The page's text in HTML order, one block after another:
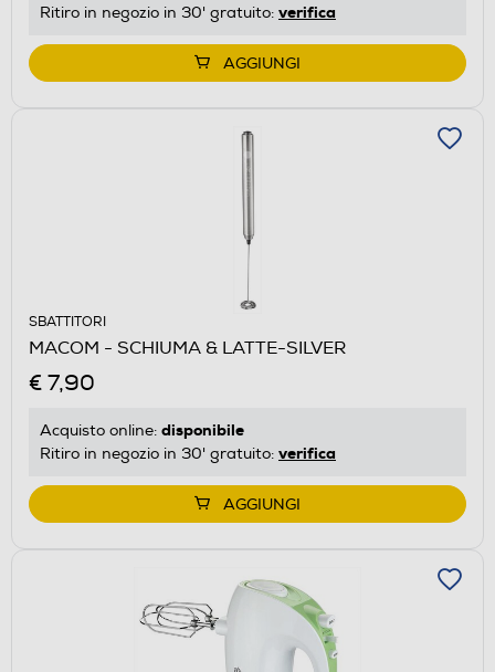
Ritiro in negozio in 30' gratuito: verifica
AGGIUNGI
SBATTITORI
MACOM - SCHIUMA & LATTE-SILVER
€ 7,90
Acquisto online: disponibile
Ritiro in negozio in 30' gratuito: verifica
AGGIUNGI